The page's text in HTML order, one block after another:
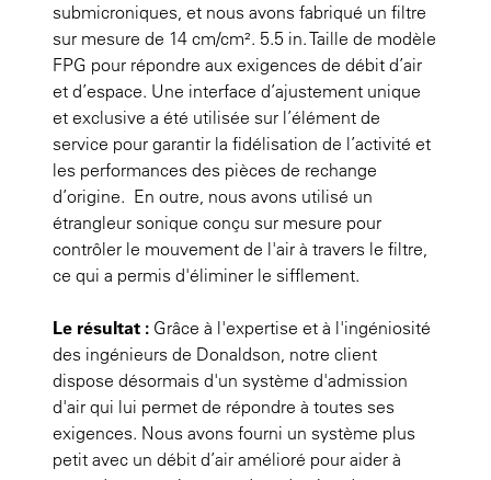
submicroniques, et nous avons fabriqué un filtre
sur mesure de 14 cm/cm². 5.5 in. Taille de modèle
FPG pour répondre aux exigences de débit d’air
et d’espace. Une interface d’ajustement unique
et exclusive a été utilisée sur l’élément de
service pour garantir la fidélisation de l’activité et
les performances des pièces de rechange
d’origine. En outre, nous avons utilisé un
étrangleur sonique conçu sur mesure pour
contrôler le mouvement de l'air à travers le filtre,
ce qui a permis d'éliminer le sifflement.
Le résultat : Grâce à l'expertise et à l'ingéniosité
des ingénieurs de Donaldson, notre client
dispose désormais d'un système d'admission
d'air qui lui permet de répondre à toutes ses
exigences. Nous avons fourni un système plus
petit avec un débit d’air amélioré pour aider à